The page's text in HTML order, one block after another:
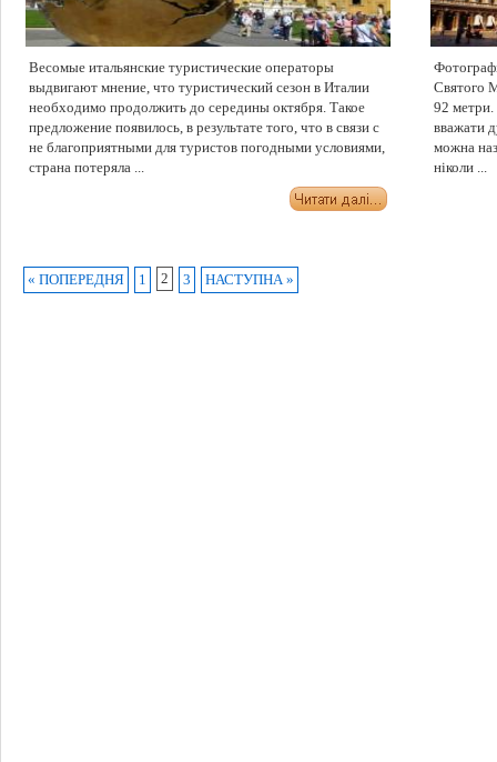
Весомые итальянские туристические операторы
выдвигают мнение, что туристический сезон в Италии
необходимо продолжить до середины октября. Такое
предложение появилось, в результате того, что в связи с
не благоприятными для туристов погодными условиями,
страна потеряла ...
Святого
92 метри.
вважати
можна
ніколи ...
« ПОПЕРЕДНЯ 1 2 3 НАСТУПНА »